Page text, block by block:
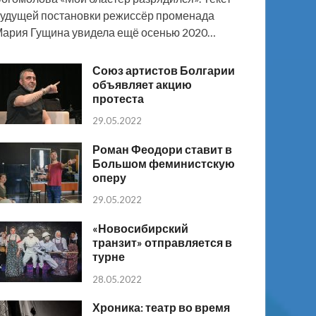
постановки режиссёр променада
Гущина увидела ещё осенью 2020…
Союз артистов Болгарии
объявляет акцию
протеста
29.05.2022
Роман Феодори ставит в
Большом феминистскую
оперу
29.05.2022
«Новосибирский
транзит» отправляется в
турне
28.05.2022
Хроника: театр во время